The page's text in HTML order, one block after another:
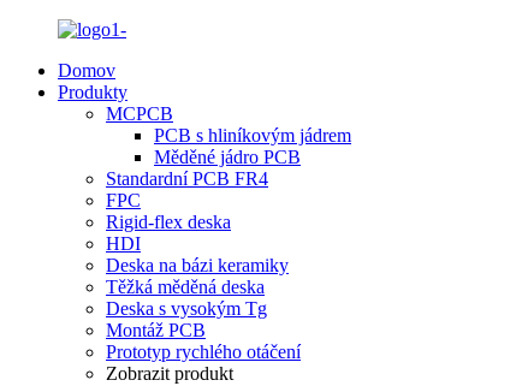
Domov
Produkty
MCPCB
PCB s hliníkovým jádrem
Měděné jádro PCB
Standardní PCB FR4
FPC
Rigid-flex deska
HDI
Deska na bázi keramiky
Těžká měděná deska
Deska s vysokým Tg
Montáž PCB
Prototyp rychlého otáčení
Zobrazit produkt